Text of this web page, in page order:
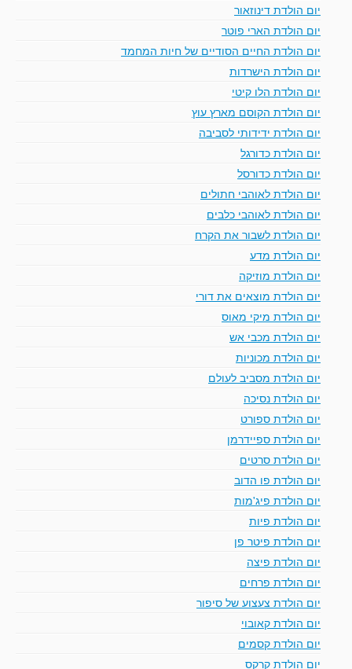
יום הולדת דינוזאור
יום הולדת הארי פוטר
יום הולדת החיים הסודיים של חיות המחמד
יום הולדת הישרדות
יום הולדת הלו קיטי
יום הולדת הקוסם מארץ עוץ
יום הולדת ידידותי לסביבה
יום הולדת כדורגל
יום הולדת כדורסל
יום הולדת לאוהבי חתולים
יום הולדת לאוהבי כלבים
יום הולדת לשבור את הקרח
יום הולדת מדע
יום הולדת מוזיקה
יום הולדת מוצאים את דורי
יום הולדת מיקי מאוס
יום הולדת מכבי אש
יום הולדת מכוניות
יום הולדת מסביב לעולם
יום הולדת נסיכה
יום הולדת ספורט
יום הולדת ספיידרמן
יום הולדת סרטים
יום הולדת פו הדוב
יום הולדת פיג'מות
יום הולדת פיות
יום הולדת פיטר פן
יום הולדת פיצה
יום הולדת פרחים
יום הולדת צעצוע של סיפור
יום הולדת קאובוי
יום הולדת קסמים
יום הולדת קרקס